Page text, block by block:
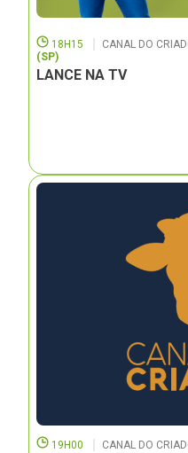
18H15 CANAL DO
(SP)
LANCE NA TV
19H00 CANAL DO